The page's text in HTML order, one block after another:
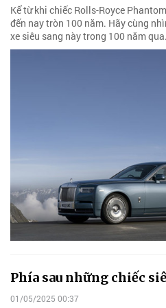
Kể từ khi chiếc Rolls-Royce
đến nay tròn 100 năm. Hãy cùng
xe siêu sang này trong 100 năm qua.
Phía sau những chiếc
01/05/2025 00:37